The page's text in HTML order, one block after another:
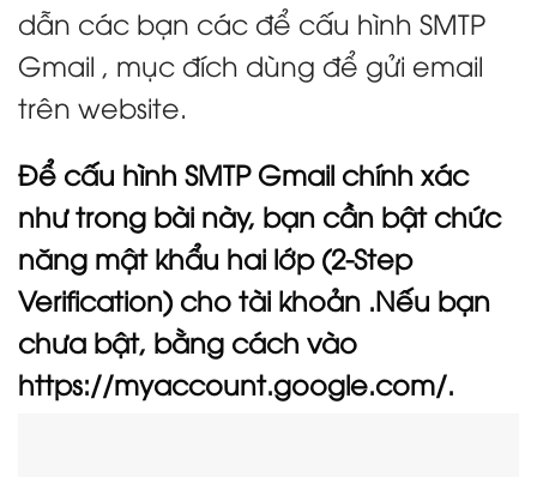
dẫn các bạn các để cấu hình SMTP
Gmail , mục đích dùng để gửi email
trên website.
Để cấu hình SMTP Gmail chính xác
như trong bài này, bạn cần bật chức
năng mật khẩu hai lớp (2-Step
Verification) cho tài khoản .Nếu bạn
chưa bật, bằng cách vào
https://myaccount.google.com/.